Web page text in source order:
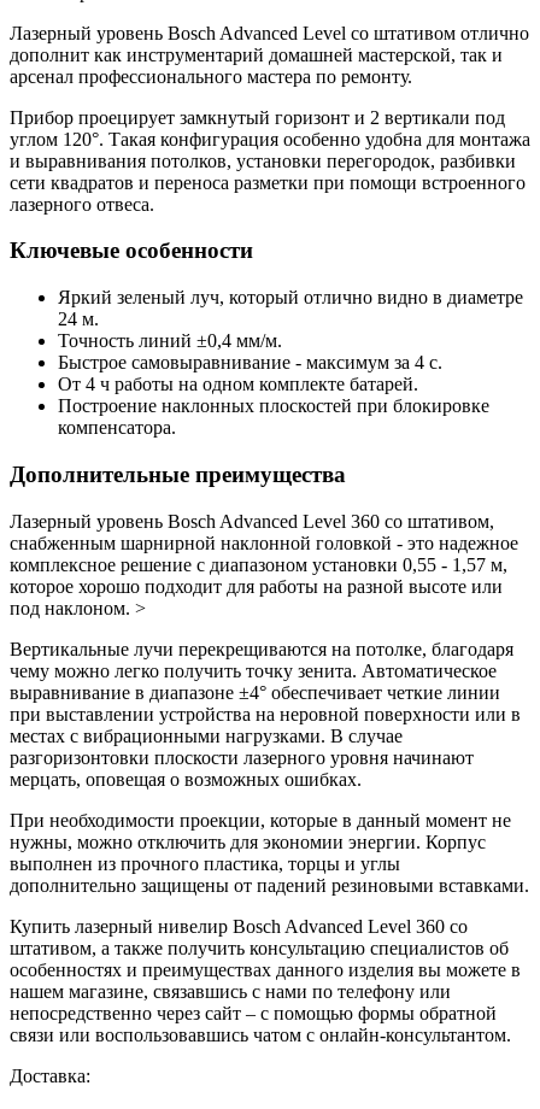
Лазерный уровень Bosch Advanced Level со штативом отлично
дополнит как инструментарий домашней мастерской, так и
арсенал профессионального мастера по ремонту.
Прибор проецирует замкнутый горизонт и 2 вертикали под
углом 120°. Такая конфигурация особенно удобна для монтажа
и выравнивания потолков, установки перегородок, разбивки
сети квадратов и переноса разметки при помощи встроенного
лазерного отвеса.
Ключевые особенности
Яркий зеленый луч, который отлично видно в диаметре
24 м.
Точность линий ±0,4 мм/м.
Быстрое самовыравнивание - максимум за 4 с.
От 4 ч работы на одном комплекте батарей.
Построение наклонных плоскостей при блокировке
компенсатора.
Дополнительные преимущества
Лазерный уровень Bosch Advanced Level 360 со штативом,
снабженным шарнирной наклонной головкой - это надежное
комплексное решение с диапазоном установки 0,55 - 1,57 м,
которое хорошо подходит для работы на разной высоте или
под наклоном. >
Вертикальные лучи перекрещиваются на потолке, благодаря
чему можно легко получить точку зенита. Автоматическое
выравнивание в диапазоне ±4° обеспечивает четкие линии
при выставлении устройства на неровной поверхности или в
местах с вибрационными нагрузками. В случае
разгоризонтовки плоскости лазерного уровня начинают
мерцать, оповещая о возможных ошибках.
При необходимости проекции, которые в данный момент не
нужны, можно отключить для экономии энергии. Корпус
выполнен из прочного пластика, торцы и углы
дополнительно защищены от падений резиновыми вставками.
Купить лазерный нивелир Bosch Advanced Level 360 со
штативом, а также получить консультацию специалистов об
особенностях и преимуществах данного изделия вы можете в
нашем магазине, связавшись с нами по телефону или
непосредственно через сайт – с помощью формы обратной
связи или воспользовавшись чатом с онлайн-консультантом.
Доставка: